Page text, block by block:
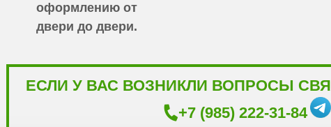
оформлению от
двери до двери.
ЕСЛИ У ВАС ВОЗНИКЛИ ВОПРОСЫ
+7 (985) 222-31-84